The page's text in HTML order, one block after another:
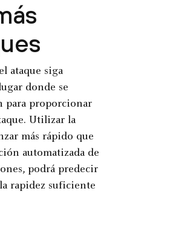
ataque siga
donde se
para proporcionar
Utilizar la
más rápido que
automatizada de
podrá predecir
rapidez suficiente